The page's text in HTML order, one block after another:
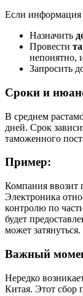
Если информация
Назначить
Провести
непонятно,
Запросить
Сроки и
В среднем
дней. Срок
таможенного
Пример:
Компания ввозит
Электроника
контролю по
будет
может затянуться.
Важный
Нередко
Китая. Этот сбор